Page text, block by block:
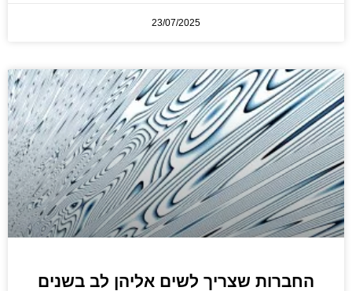
23/07/2025
החברות שצריך לשים אליהן לב בשנים